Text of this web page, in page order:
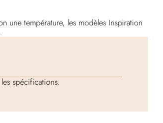
une température, les modèles Inspiration
spécifications.